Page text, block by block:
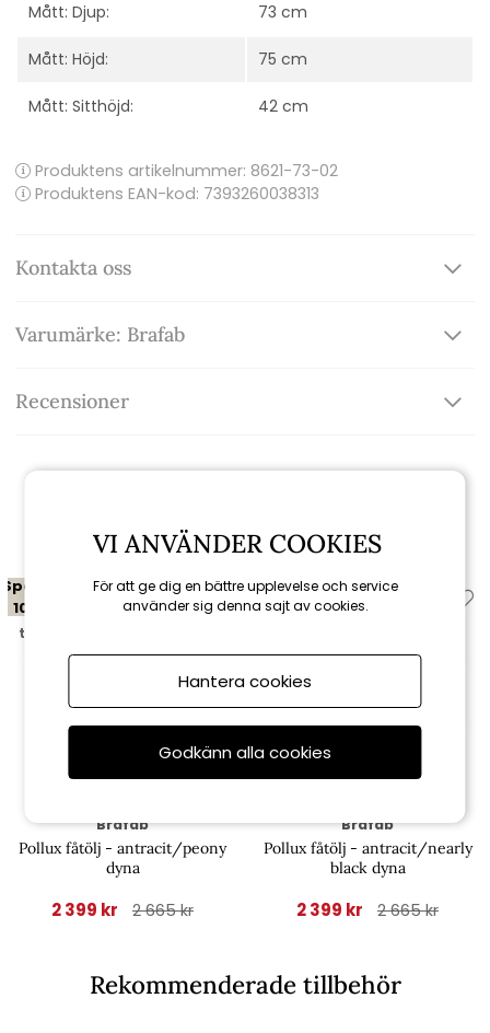
Mått: Djup: 73 cm
Mått: Höjd: 75 cm
Mått: Sitthöjd: 42 cm
Produktens artikelnummer: 8621-73-02
Produktens EAN-kod: 7393260038313
Kontakta oss
Varumärke: Brafab
Recensioner
Spara
10%
till 16/8
Brafab
Pollux fåtölj - antracit/peony
dyna
2 399 kr 2 665 kr
Spara
10%
Brafab
Pollux fåtölj - antracit/nearly
black dyna
2 399 kr 2 665 kr
Rekommenderade tillbehör
VI ANVÄNDER COOKIES
För att ge dig en bättre upplevelse och service
använder sig denna sajt av cookies.
Hantera cookies
Godkänn alla cookies